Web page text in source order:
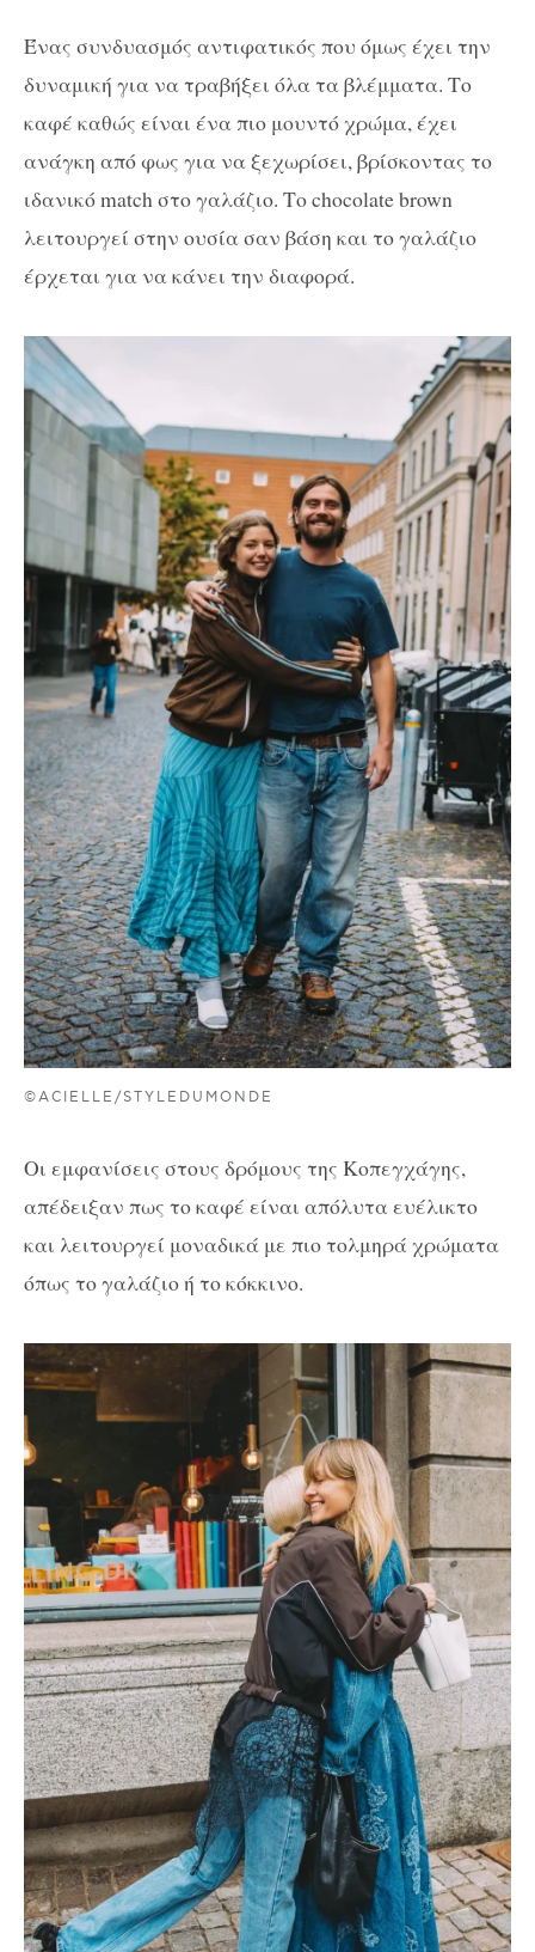
Ένας συνδυασμός αντιφατικός που όμως έχει την
δυναμική για να τραβήξει όλα τα βλέμματα. Το
καφέ καθώς είναι ένα πιο μουντό χρώμα, έχει
ανάγκη από φως για να ξεχωρίσει, βρίσκοντας το
ιδανικό match στο γαλάζιο. Το chocolate brown
λειτουργεί στην ουσία σαν βάση και το γαλάζιο
έρχεται για να κάνει την διαφορά.
©ACIELLE/STYLEDUMONDE
Οι εμφανίσεις στους δρόμους της Κοπεγχάγης,
απέδειξαν πως το καφέ είναι απόλυτα ευέλικτο
και λειτουργεί μοναδικά με πιο τολμηρά χρώματα
όπως το γαλάζιο ή το κόκκινο.